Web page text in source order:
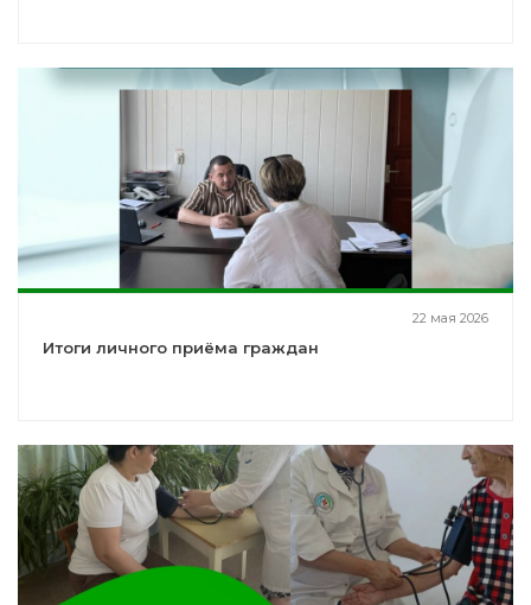
22 мая 2026
Итоги личного приёма граждан